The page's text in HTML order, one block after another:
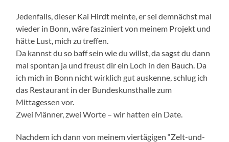
Jedenfalls, dieser Kai Hirdt meinte, er sei demnächst mal
wieder in Bonn, wäre fasziniert von meinem Projekt und
hätte Lust, mich zu treffen.
Da kannst du so baff sein wie du willst, da sagst du dann
mal spontan ja und freust dir ein Loch in den Bauch. Da
ich mich in Bonn nicht wirklich gut auskenne, schlug ich
das Restaurant in der Bundeskunsthalle zum
Mittagessen vor.
Zwei Männer, zwei Worte – wir hatten ein Date.
Nachdem ich dann von meinem viertägigen “Zelt-und-